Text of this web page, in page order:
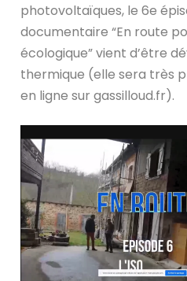
photovoltaïques, le 6e
documentaire “En route
écologique” vient d’être
thermique (elle sera très
en ligne sur gassilloud.fr).